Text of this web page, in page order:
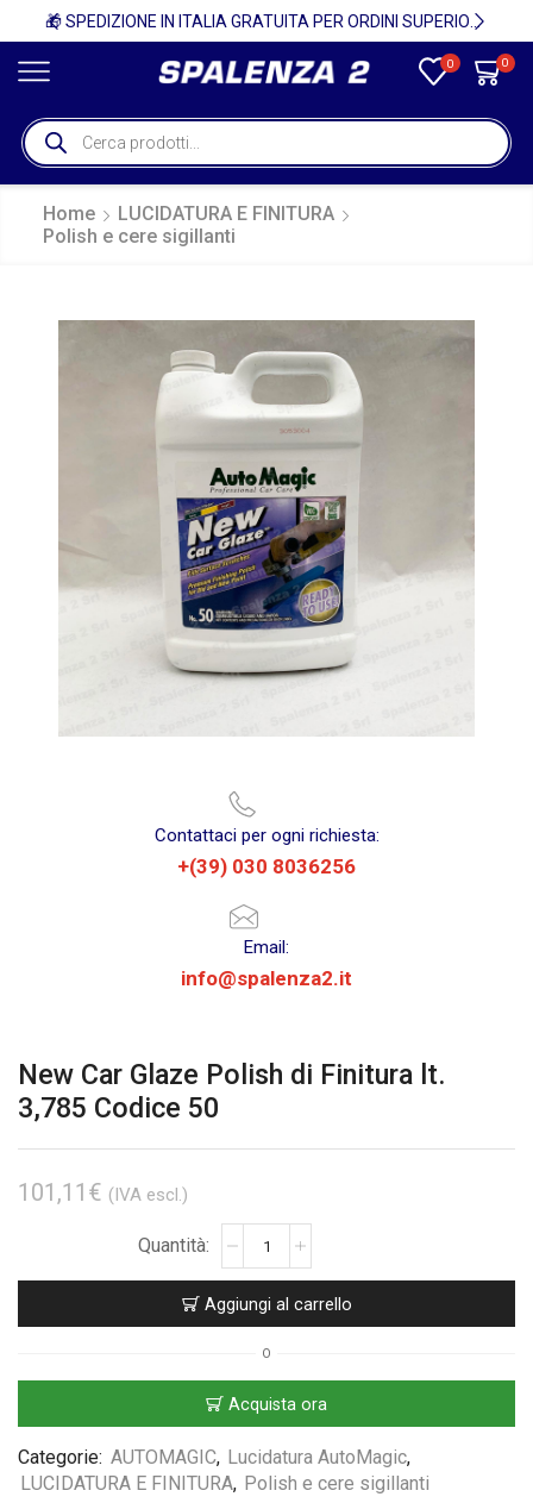
🎁 SPEDIZIONE IN ITALIA GRATUITA PER ORDINI SUPERIORI A 750€ + IVA 🎁
0 0
Home
LUCIDATURA E FINITURA
Polish e cere sigillanti
Contattaci per ogni richiesta:
+(39) 030 8036256
Email:
info@spalenza2.it
New Car Glaze Polish di Finitura lt.
3,785 Codice 50
101,11 € (IVA escl.)
Aggiungi al carrello
O
Acquista ora
Categorie: AUTOMAGIC, Lucidatura AutoMagic,
LUCIDATURA E FINITURA, Polish e cere sigillanti